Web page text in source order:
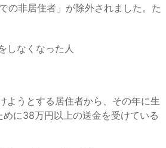
の非居住者」が除外されました。た
なくなった人
うとする居住者から、その年に生
に38万円以上の送金を受けている